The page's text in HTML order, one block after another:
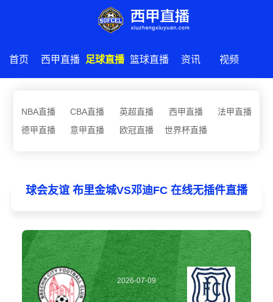
首页 西甲直播 足球直播 篮球直播 资讯 视频
NBA直播 CBA直播 英超直播 西甲直播
法甲直播
德甲直播
意甲直播 欧冠直播 世界杯直播
球会友谊 布里金城VS邓迪FC 在线无插件直播
2026-07-09